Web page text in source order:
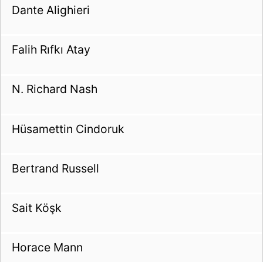
Dante Alighieri
Falih Rıfkı Atay
N. Richard Nash
Hüsamettin Cindoruk
Bertrand Russell
Sait Köşk
Horace Mann